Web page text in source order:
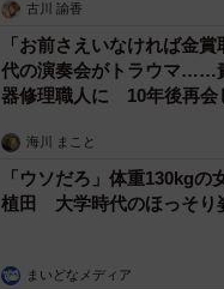
古川 諭香
「お前さえいなければ金
代の演奏会がトラウマ……
器修理職人に 10年後再会
海川 まこと
「ウソだろ」体重130kgの
植田 大学時代のほっそり
まいどなメディア